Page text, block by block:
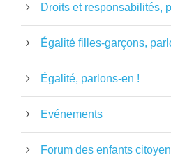
Droits et responsabilités,
Égalité filles-garçons,
Égalité, parlons-en !
Evénements
Forum des enfants